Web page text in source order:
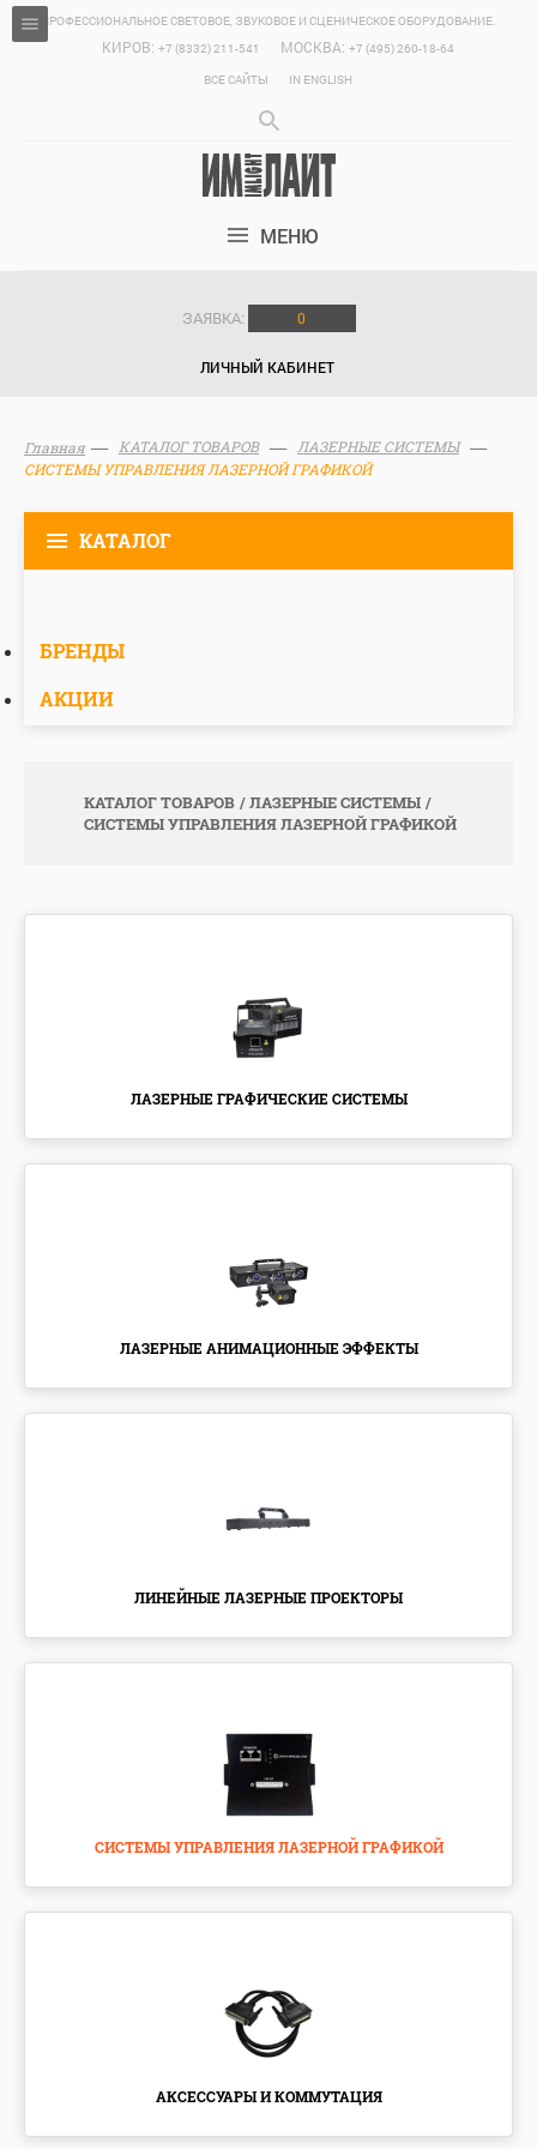
ПРОФЕССИОНАЛЬНОЕ СВЕТОВОЕ, ЗВУКОВОЕ И СЦЕНИЧЕСКОЕ ОБОРУДОВАНИЕ.
КИРОВ: +7 (8332) 211-541 МОСКВА: +7 (495) 260-18-64
ВСЕ САЙТЫ
IN ENGLISH
МЕНЮ
ЗАЯВКА: 0
ЛИЧНЫЙ КАБИНЕТ
Главная КАТАЛОГ ТОВАРОВ
ЛАЗЕРНЫЕ СИСТЕМЫ
СИСТЕМЫ УПРАВЛЕНИЯ ЛАЗЕРНОЙ ГРАФИКОЙ
КАТАЛОГ
БРЕНДЫ
АКЦИИ
КАТАЛОГ ТОВАРОВ
ЛАЗЕРНЫЕ СИСТЕМЫ
СИСТЕМЫ УПРАВЛЕНИЯ ЛАЗЕРНОЙ ГРАФИКОЙ
ЛАЗЕРНЫЕ ГРАФИЧЕСКИЕ СИСТЕМЫ
ЛАЗЕРНЫЕ АНИМАЦИОННЫЕ ЭФФЕКТЫ
ЛИНЕЙНЫЕ ЛАЗЕРНЫЕ ПРОЕКТОРЫ
СИСТЕМЫ УПРАВЛЕНИЯ ЛАЗЕРНОЙ ГРАФИКОЙ
АКСЕССУАРЫ И КОММУТАЦИЯ